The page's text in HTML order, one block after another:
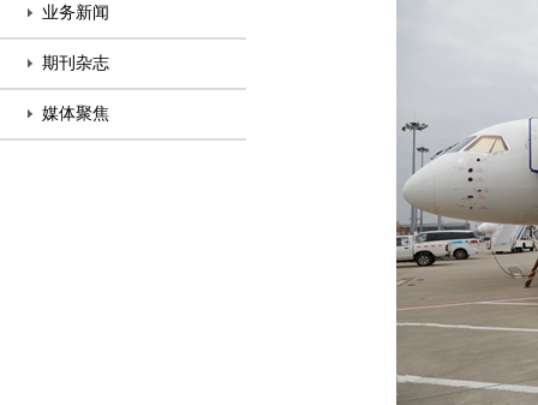
业务新闻
期刊杂志
媒体聚焦